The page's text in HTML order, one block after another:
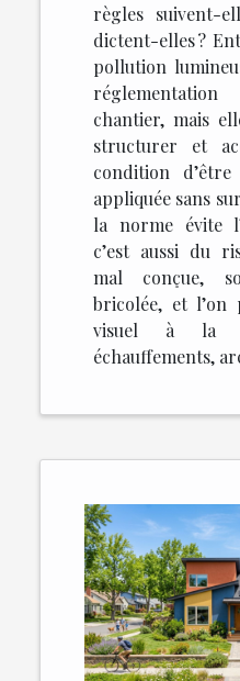
règles suivent-
dictent-elles ?
pollution
chantier, mais
structurer et
condition
appliquée sans
la norme évite
c’est aussi du
mal conçue,
bricolée, et l’on
visuel à la
échauffements,